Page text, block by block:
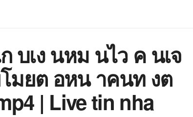
บเง นหม นไว ค นเจ
มยต อหน าคนท งต
| Live tin nha